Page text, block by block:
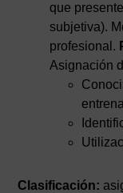
que
subjetiva).
profesional.
Asignación
Clasificación: